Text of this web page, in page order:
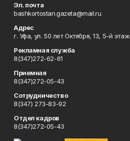
Эл. почта
bashkortostan.gazeta@mail.ru
Адрес
г. Уфа, ул. 50 лет Октября, 13, 5-й этаж
Рекламная служба
8(347)272-62-61
Приемная
8(347)272-05-43
Сотрудничество
8(347) 273-83-92
Отдел кадров
8(347)272-05-43